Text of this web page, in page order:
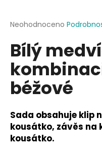
Průměrné
produktu
je
0,0
5
hvězdiček.
Neohodnoceno
Bílý
béžové
Sada obsahuje klip
kousátko, závěs
kousátko.
j
t
?